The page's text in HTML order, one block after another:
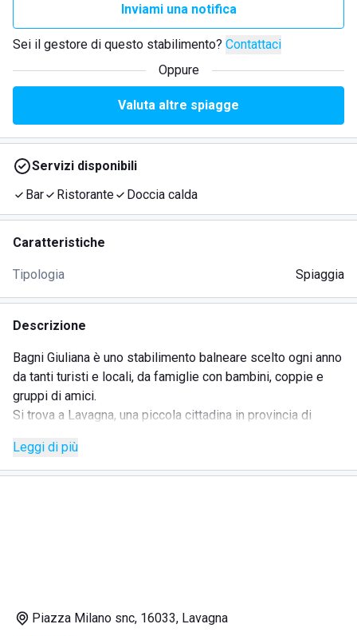
Inviami una notifica
Sei il gestore di questo stabilimento? Contattaci
Oppure
Valuta altre spiagge
Servizi disponibili
Bar
Ristorante Doccia calda
Caratteristiche
Tipologia Spiaggia
Descrizione
Bagni Giuliana è uno stabilimento balneare scelto ogni anno
da tanti turisti e locali, da famiglie con bambini, coppie e
gruppi di amici.
Si trova a Lavagna, una piccola cittadina in provincia di
Rapallo e Sestri Levanti, entrambe mete molto gettonate
nella riviera ligure di levante.
Leggi di più
Piazza Milano snc, 16033, Lavagna